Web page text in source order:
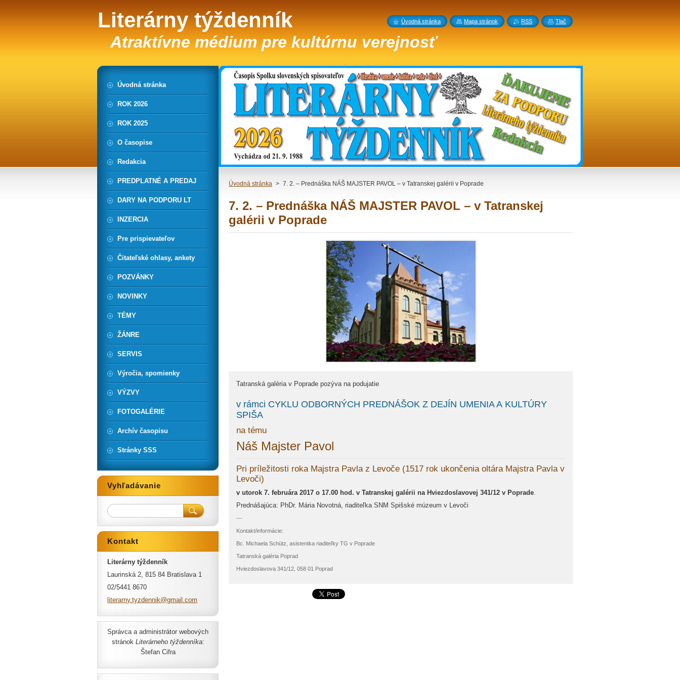
Literárny týždenník
Atraktívne médium pre kultúrnu verejnosť
Úvodná stránka > 7. 2. – Prednáška NÁŠ MAJSTER PAVOL – v Tatranskej galérii v Poprade
7. 2. – Prednáška NÁŠ MAJSTER PAVOL – v Tatranskej
galérii v Poprade
Tatranská galéria v Poprade pozýva na podujatie
v rámci CYKLU ODBORNÝCH PREDNÁŠOK Z DEJÍN UMENIA A KULTÚRY
SPIŠA
na tému
Náš Majster Pavol
Pri príležitosti roka Majstra Pavla z Levoče (1517 rok ukončenia oltára Majstra Pavla v
Levoči)
v utorok 7. februára 2017 o 17.00 hod. v Tatranskej galérii na Hviezdoslavovej 341/12 v Poprade.
Prednášajúca: PhDr. Mária Novotná, riaditeľka SNM Spišské múzeum v Levoči
---
Kontakt/informácie:
Bc. Michaela Schütz, asistentka riaditeľky TG v Poprade
Tatranská galéria Poprad
Hviezdoslavova 341/12, 058 01 Poprad
Úvodná stránka
ROK 2026
ROK 2025
O časopise
Redakcia
PREDPLATNÉ A PREDAJ
DARY NA PODPORU LT
INZERCIA
Pre prispievateľov
Čitateľské ohlasy, ankety
POZVÁNKY
NOVINKY
TÉMY
ŽÁNRE
SERVIS
Výročia, spomienky
VÝZVY
FOTOGALÉRIE
Archív časopisu
Stránky SSS
Vyhľadávanie
Kontakt
Literárny týždenník
Laurinská 2, 815 84 Bratislava 1
02/5441 8670
literarny.tyzdennik@gmai l.com
Správca a administrátor webových
stránok Literárneho týždenníka:
Štefan Cifra
Úvodná stránka Mapa stránok RSS Tlač